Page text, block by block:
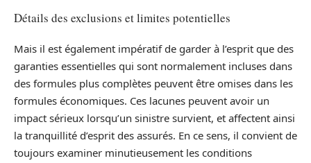
Détails des exclusions et limites potentielles
Mais il est également impératif de garder à l’esprit que des
garanties essentielles qui sont normalement incluses dans
des formules plus complètes peuvent être omises dans les
formules économiques. Ces lacunes peuvent avoir un
impact sérieux lorsqu’un sinistre survient, et affectent ainsi
la tranquillité d’esprit des assurés. En ce sens, il convient de
toujours examiner minutieusement les conditions